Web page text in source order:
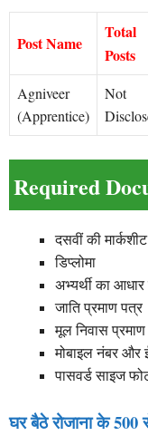
Post Name
Total
Posts
Agniveer
(Apprentice)
Not
Required
दसवीं की मार्कशीट
डिप्लोमा
अभ्यर्थी का आधार
जाति प्रमाण पत्र
मूल निवास
मोबाइल नंबर
पासवर्ड साइज
घर बैठे रोजाना के